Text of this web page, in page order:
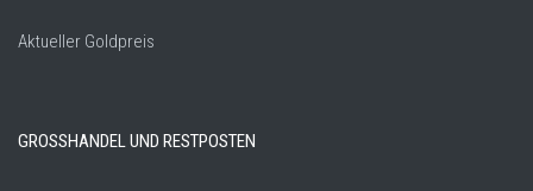
Aktueller Goldpreis
GROSSHANDEL UND RESTPOSTEN